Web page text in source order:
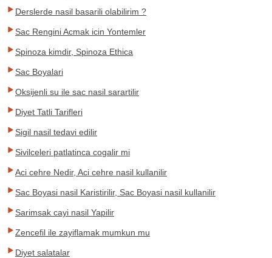
Derslerde nasil basarili olabilirim ?
Sac Rengini Acmak icin Yontemler
Spinoza kimdir, Spinoza Ethica
Sac Boyalari
Oksijenli su ile sac nasil sarartilir
Diyet Tatli Tarifleri
Sigil nasil tedavi edilir
Sivilceleri patlatinca cogalir mi
Aci cehre Nedir, Aci cehre nasil kullanilir
Sac Boyasi nasil Karistirilir, Sac Boyasi nasil kullanilir
Sarimsak cayi nasil Yapilir
Zencefil ile zayiflamak mumkun mu
Diyet salatalar